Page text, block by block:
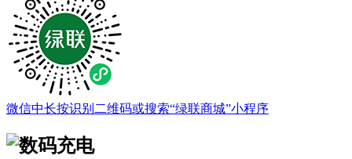
微信中长按识别二维码或搜索“绿联商城”小程序